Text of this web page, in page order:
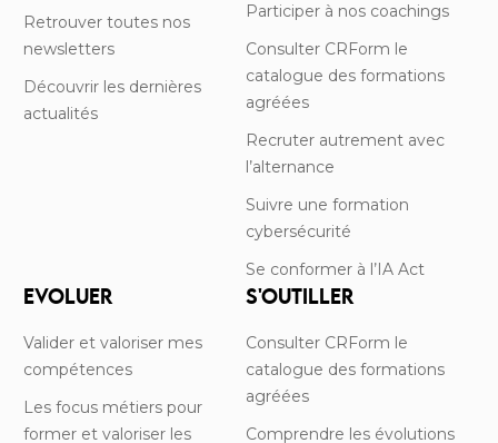
Retrouver toutes nos
newsletters
Découvrir les dernières
actualités
Participer à nos coachings
Consulter CRForm le
catalogue des formations
agréées
Recruter autrement avec
l’alternance
Suivre une formation
cybersécurité
Se conformer à l’IA Act
EVOLUER
Valider et valoriser mes
compétences
Les focus métiers pour
former et valoriser les
S'OUTILLER
Consulter CRForm le
catalogue des formations
agréées
Comprendre les évolutions